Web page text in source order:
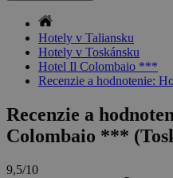
Hotely v Taliansku
Hotely v Toskánsku
Hotel Il Colombaio ***
Recenzie a hodnotenie:
Recenzie a
Colombaio ***
9,5/10